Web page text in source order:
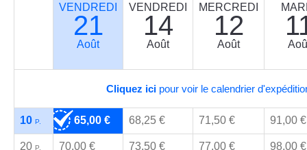
VENDREDI
21
Août
VENDREDI
14
Août
MERCREDI
12
Août
Cliquez ici pour voir le calendrier
10 P. 65,00 € 68,25 € 71,50 € 91,00
20 P. 70,00 € 73,50 € 77,00 € 98,00